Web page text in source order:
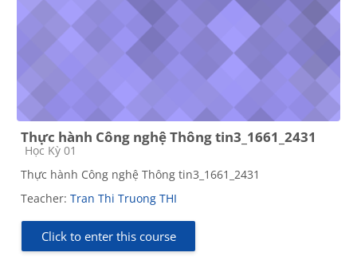
Thực hành Công nghệ Thông tin3_1661_2431
Course category
Học Kỳ 01
Thực hành Công nghệ Thông tin3_1661_2431
Teacher: Tran Thi Truong THI
Click to enter this course